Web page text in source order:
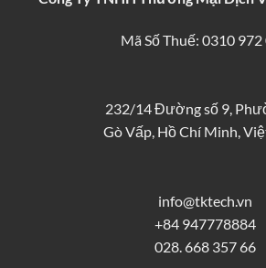
Mã Số Thuế: 0310 972
232/14 Đường số 9,
Gò Vấp, Hồ Chí Minh,
info@tktech.vn
+84 947778884
028. 668 357 66